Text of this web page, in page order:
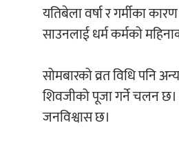
यतिबेला वर्षा र गर्मीका
साउनलाई धर्म कर्मको
सोमबारको व्रत विधि पनि
शिवजीको पूजा गर्ने चलन छ।
जनविश्वास छ।